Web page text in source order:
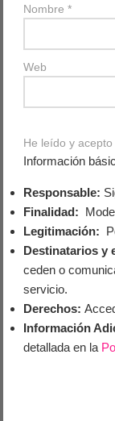
Nombre*
Web
He leído y acepto
Información
Responsable:
Finalidad:
Legitimación:
Destinatarios y
ceden o
servicio.
Derechos:
Información
detallada en la